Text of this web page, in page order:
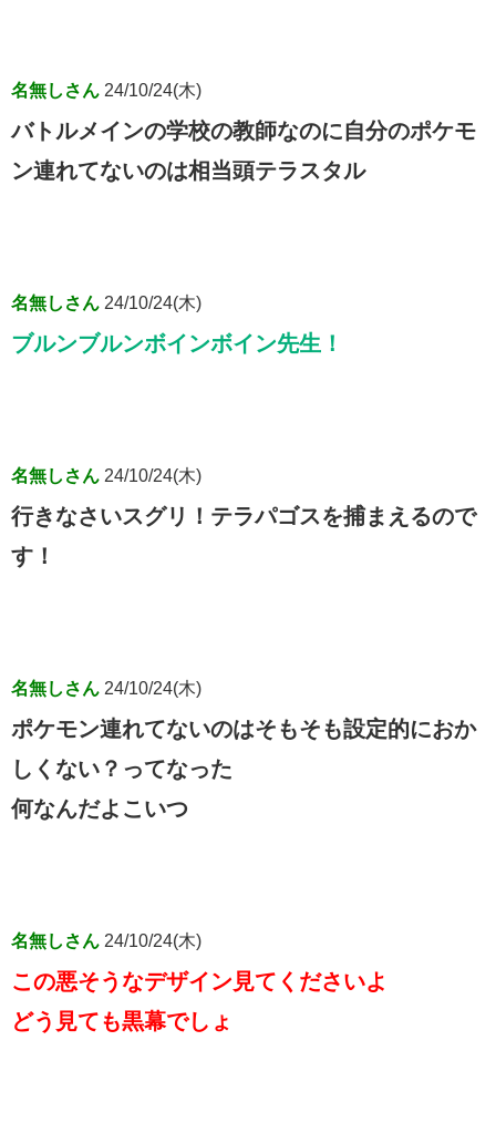
名無しさん 24/10/24(木)
バトルメインの学校の教師なのに自分のポケモ
ン連れてないのは相当頭テラスタル
名無しさん 24/10/24(木)
ブルンブルンボインボイン先生！
名無しさん 24/10/24(木)
行きなさいスグリ！テラパゴスを捕まえるので
す！
名無しさん 24/10/24(木)
ポケモン連れてないのはそもそも設定的におか
しくない？ってなった
何なんだよこいつ
名無しさん 24/10/24(木)
この悪そうなデザイン見てくださいよ
どう見ても黒幕でしょ